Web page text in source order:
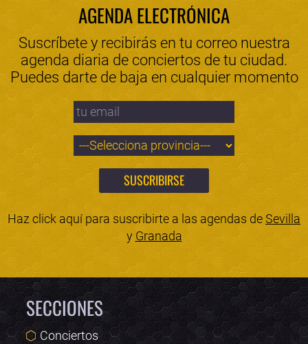
AGENDA ELECTRÓNICA
Suscríbete y recibirás en tu correo nuestra
agenda diaria de conciertos de tu ciudad.
Puedes darte de baja en cualquier momento
Haz click aquí para suscribirte a las agendas deSevilla
y Granada
SECCIONES
Conciertos